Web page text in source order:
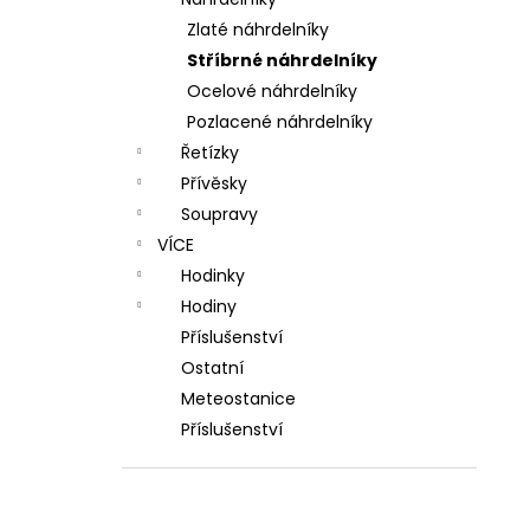
Zlaté náhrdelníky
Stříbrné náhrdelníky
Ocelové náhrdelníky
Pozlacené náhrdelníky
Řetízky
Přívěsky
Soupravy
VÍCE
Hodinky
Hodiny
Příslušenství
Ostatní
Meteostanice
Příslušenství